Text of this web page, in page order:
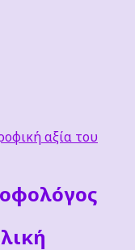
αξία του